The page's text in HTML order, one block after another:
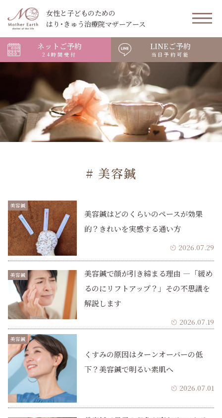
女性と子どものための
はり･きゅう治療院マザーアース
ネットご予約
24時間受付
LINEご予約
当日予約可能
# 美容鍼
美容鍼
美容鍼はどのくらいのペースが効果
的？きれいを実感する通い方
2026.07.29
美容鍼
美容鍼で顔が引き締まる理由 ―「緩め
るのにリフトアップ？」その不思議を
解説します
2026.07.19
美容鍼
くすみの原因はターンオーバーの低
下？美容鍼で明るい素肌へ
2026.07.01